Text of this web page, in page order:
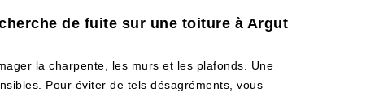
de fuite sur une toiture à Argut
la charpente, les murs et les plafonds. Une
Pour éviter de tels désagréments, vous